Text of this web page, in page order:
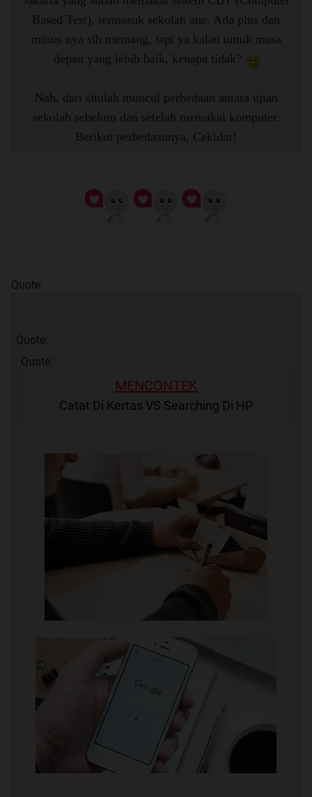
Based Test), termasuk sekolah ane. Ada plus dan
minus nya sih memang, tapi ya kalau untuk masa
depan yang lebih baik, kenapa tidak?
Nah, dari situlah muncul perbedaan antara ujian
sekolah sebelum dan setelah memakai komputer.
Berikut perbedaannya, Cekidot!
Quote:
Quote:
Quote:
MENCONTEK
Catat Di Kertas VS Searching Di HP